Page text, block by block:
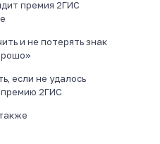
премия 2ГИС
и не потерять знак
если не удалось
премию 2ГИС